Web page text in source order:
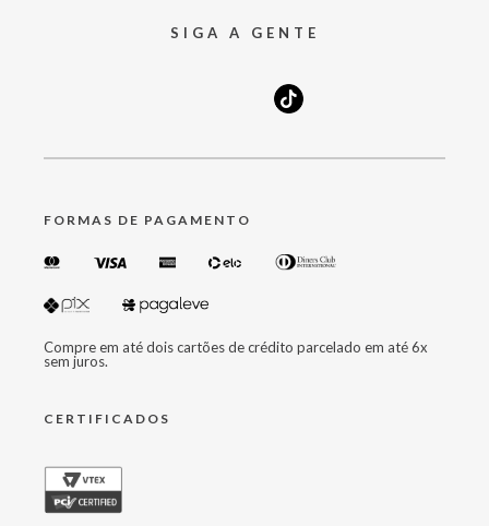
SIGA A GENTE
FORMAS DE PAGAMENTO
Compre em até dois cartões de crédito parcelado em até 6x
sem juros.
CERTIFICADOS